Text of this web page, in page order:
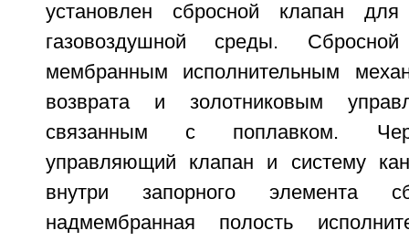
установлен сбросной клапан
газовоздушной среды.
мембранным исполнительным
возврата и золотниковым
связанным с поплавком.
управляющий клапан и систему
внутри запорного элемента
надмембранная полость